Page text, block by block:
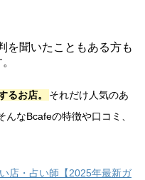
を聞いたこともある方も
るお店。
それだけ人気のあ
なBcafeの特徴や口コミ、
店・占い師【2025年最新ガ